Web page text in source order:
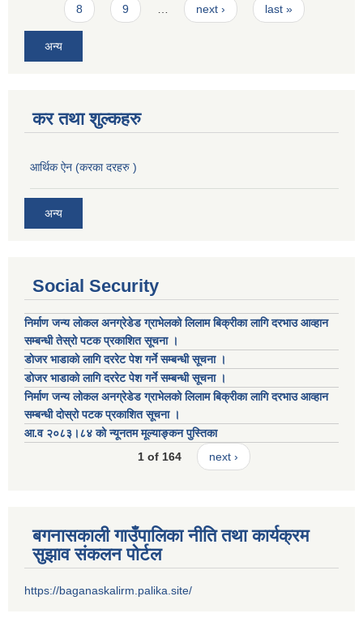
8 9 next › last »
अन्य
कर तथा शुल्कहरु
आर्थिक ऐन (करका दरहरु )
अन्य
Social Security
निर्माण जन्य लोकल अनग्रेडेड ग्राभेलको लिलाम बिक्रीका लागि दरभाउ आव्हान
सम्बन्धी तेस्रो पटक प्रकाशित सूचना ।
डाेजर भाडाकाे लागि दररेट पेश गर्ने सम्बन्धी सूचना ।
डाेजर भाडाकाे लागि दररेट पेश गर्ने सम्बन्धी सूचना ।
निर्माण जन्य लोकल अनग्रेडेड ग्राभेलको लिलाम बिक्रीका लागि दरभाउ आव्हान
सम्बन्धी दोस्रो पटक प्रकाशित सूचना ।
आ.व २०८३।८४ को न्यूनतम मूल्याङ्कन पुस्तिका
1 of 164
next ›
बगनासकाली गाउँपालिका नीति तथा कार्यक्रम
सुझाव संकलन पोर्टल
https://baganaskalirm.palika.site/